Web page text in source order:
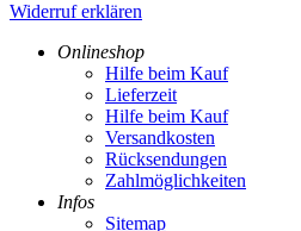
Widerruf erklären
Onlineshop
Hilfe beim Kauf
Lieferzeit
Hilfe beim Kauf
Versandkosten
Rücksendungen
Zahlmöglichkeiten
Infos
Sitemap